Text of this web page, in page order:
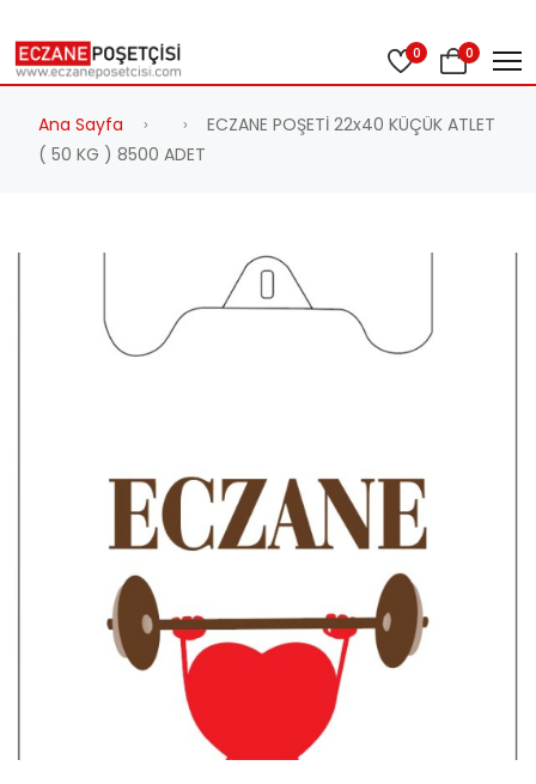
0 0
Ana Sayfa
ECZANE POŞETİ 22x40 KÜÇÜK ATLET
( 50 KG ) 8500 ADET